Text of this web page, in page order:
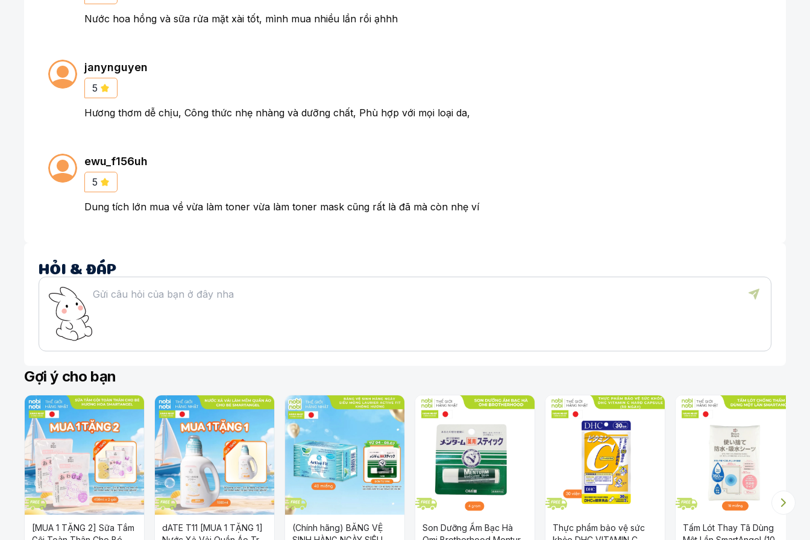
3. Thành phần Ý dĩ (Coix) trong sản phẩm Nước Hoa Hồng Hatomugi Dưỡng Ẩm:
truyền của Nhật Bản và Trung Quốc từ hàng ngàn năm nay, nhờ vào những công dụng tuyệt
vời về mặt sức khỏe và làm đẹp.
Thành phần có lợi cho sức khỏe và làn da như:
Các acid béo thiết yếu như omega-3, omega-6
Protein, axit amin
Vitamin B, C, E
Ý dĩ có nhiều công dụng tuyệt vời đối với sức khỏe và làm đẹp, như:
Chống oxy hóa giúp cải thiệntác động có hại từ môi trường và tia UV, giúp da luôn tươi
sáng và khỏe mạnh.
Cung cấp độ ẩm cần thiết: giúp da mềm mịn, căng bóng.
Làm dịu da: giảm đỏ da, phù hợp cho mọi loại da, kể cả da nhạy cảm.
Se lỗ chân lông: kiểm soát lượng dầu tiết ra trên da, giúp se lỗ chân lông, cải thiện mụn
đốm và mụn đầu đen.
Hiệu quả sáng mịn: nhờ vitamin B1, B12…
Nước hoa hồng và sữa rửa mặt xài tốt, mình mua nhiều lần rồi ạhhh
janynguyen
5
Hương thơm dễ chịu, Công thức nhẹ nhàng và dưỡng chất, Phù hợp với mọi loại da,
ewu_f156uh
5
Dung tích lớn mua về vừa làm toner vừa làm toner mask cũng rất là đã mà còn nhẹ ví
HỎI & ĐÁP
Gợi ý cho bạn
[MUA 1 TẶNG 2] Sữa Tắm
dATE T11 [MUA 1 TẶNG 1]
(Chính hãng) BĂNG VỆ
Son Dưỡng Ẩm Bạc Hà
Thực phẩm bảo vệ sức
Tấm Lót Thay Tã Dùng